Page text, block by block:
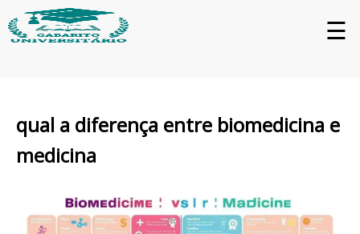
☰
qual a diferença entre biomedicina e
medicina